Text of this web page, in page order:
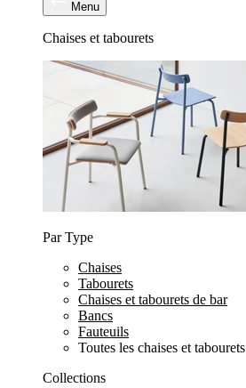
Menu
Chaises et tabourets
Par Type
Chaises
Tabourets
Chaises et tabourets de bar
Bancs
Fauteuils
Toutes les chaises et tabourets
Collections